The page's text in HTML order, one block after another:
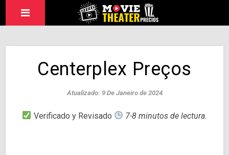
Centerplex Preços
Atualizado: 9 De Janeiro de 2024
Verificado y Revisado 7-8 minutos de lectura.